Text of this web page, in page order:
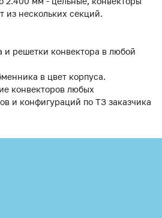
из нескольких секций.
решетки конвектора в любой
в цвет корпуса.
конвекторов любых
и конфигураций по ТЗ заказчика